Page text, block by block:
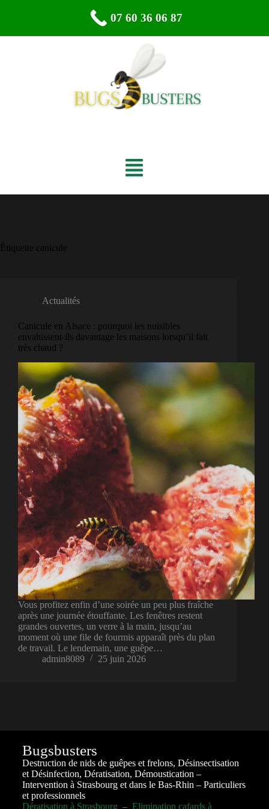
Étiquette canicule
Actualités
Canicule en Alsace : pourquoi les nuisibles
envahissent-ils davantage les maisons lorsqu’il fait
très chaud ?
Vous profitez enfin d’une soirée un peu plus fraîche
après une journée étouffante. Les fenêtres restent
grandes ouvertes, un verre à la main, jusqu’au
moment où une file de fourmis apparaît près du plan
de travail. Le lendemain, une guêpe…
admin8089
25 juin 2026
Bugsbusters
Destruction de nids de guêpes et frelons, Désinsectisation
et Désinfection, Dératisation, Démoustication –
Intervention à Strasbourg et dans le Bas-Rhin – Particuliers
et professionnels
Dératisation à Strasbourg – Elimination cafards à
07 60 36 06 87